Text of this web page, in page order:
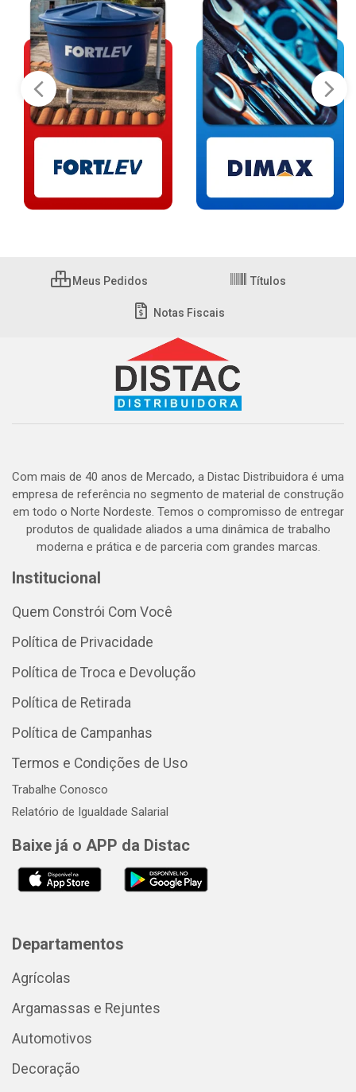
Meus Pedidos Títulos
Notas Fiscais
Com mais de 40 anos de Mercado, a Distac Distribuidora é uma
empresa de referência no segmento de material de construção
em todo o Norte Nordeste. Temos o compromisso de entregar
produtos de qualidade aliados a uma dinâmica de trabalho
moderna e prática e de parceria com grandes marcas.
Institucional
Quem Constrói Com Você
Política de Privacidade
Política de Troca e Devolução
Política de Retirada
Política de Campanhas
Termos e Condições de Uso
Trabalhe Conosco
Relatório de Igualdade Salarial
Baixe já o APP da Distac
Departamentos
Agrícolas
Argamassas e Rejuntes
Automotivos
Decoração